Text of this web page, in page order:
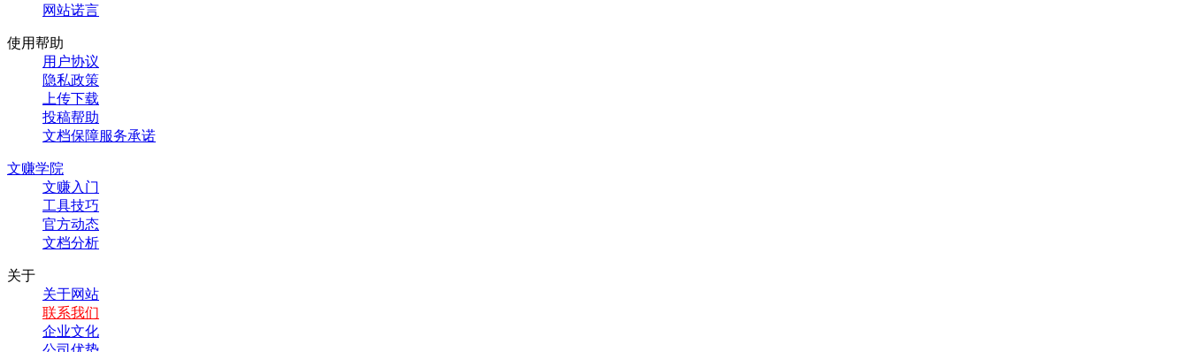
网站诺言
使用帮助
用户协议
隐私政策
上传下载
投稿帮助
文档保障服务承诺
文赚学院
文赚入门
工具技巧
官方动态
文档分析
关于
关于网站
联系我们
企业文化